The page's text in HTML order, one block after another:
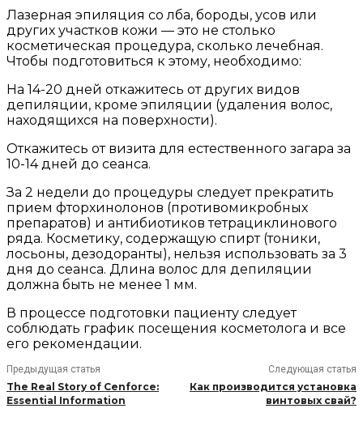
Лазерная эпиляция со лба, бороды, усов или
других участков кожи — это не столько
косметическая процедура, сколько лечебная.
Чтобы подготовиться к этому, необходимо:
На 14-20 дней откажитесь от других видов
депиляции, кроме эпиляции (удаления волос,
находящихся на поверхности).
Откажитесь от визита для естественного загара за
10-14 дней до сеанса.
За 2 недели до процедуры следует прекратить
прием фторхинолонов (противомикробных
препаратов) и антибиотиков тетрациклинового
ряда. Косметику, содержащую спирт (тоники,
лосьоны, дезодоранты), нельзя использовать за 3
дня до сеанса. Длина волос для депиляции
должна быть не менее 1 мм.
В процессе подготовки пациенту следует
соблюдать график посещения косметолога и все
его рекомендации.
Предыдущая статья
The Real Story of Cenforce:
Essential Information
Следующая статья
Как производится установка
винтовых свай?